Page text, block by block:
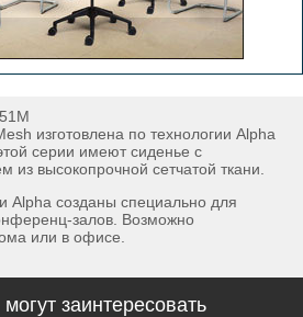
изготовлена по технологии Alpha
серии имеют сиденье с
из высокопрочной сетчатой ткани.
Alpha созданы специально для
залов. Возможно
или в офисе.
заинтересовать